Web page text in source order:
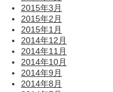
2015年3月
2015年2月
2015年1月
2014年12月
2014年11月
2014年10月
2014年9月
2014年8月